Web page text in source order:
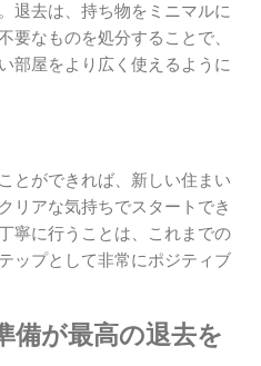
退去は、持ち物をミニマルに
要なものを処分することで、
部屋をより広く使えるように
とができれば、新しい住まい
リアな気持ちでスタートでき
寧に行うことは、これまでの
ップとして非常にポジティブ
備が最高の退去を